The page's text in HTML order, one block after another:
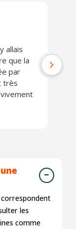
allais
que la
par
très
correspondent
les
comme